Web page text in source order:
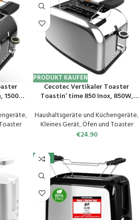
,
PRODUKT KAUFEN
Cecotec Vertikaler Toaster
Toastin‘ time 850 Inox, 850W,
breiter Schlitz von 3,8 cm, Obere
Stäbe, Edelstahl, Automatische
Abschaltung und Pop-up-
Haushaltsgeräte und Küchengeräte,
Kleines Gerät,Öfen und Toaster
€24.90
-13%